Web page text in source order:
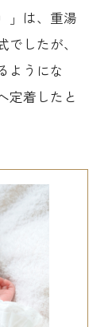
」は、重湯
したが、
ようにな
定着したと